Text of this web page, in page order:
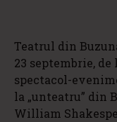
Teatrul din
23 septembrie, de
spectacol-
la „unteatru” din
William